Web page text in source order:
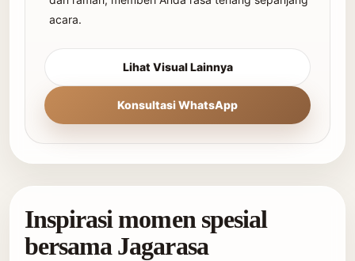
acara.
Lihat Visual Lainnya
Konsultasi WhatsApp
Inspirasi momen spesial
bersama Jagarasa